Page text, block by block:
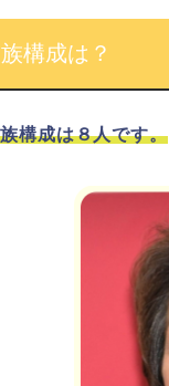
構成は？
構成は８人です。